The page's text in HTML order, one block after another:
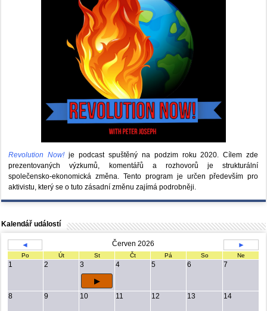
Revolution Now! je podcast spuštěný na podzim roku 2020.Cílem zde
prezentovaných výzkumů, komentářů a rozhovorů je strukturální
společensko-ekonomická změna. Tento program je určen především pro
aktivistu, který se o tuto zásadní změnu zajímá podrobněji.
Kalendář událostí
◄ Červen 2026 ►
Po Út St Čt Pá So Ne
1 2 3 4 5 6 7
8 9 10 11 12 13 14